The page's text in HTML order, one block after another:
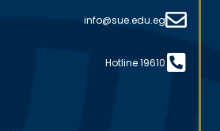
info@sue.edu.eg
Hotline 19610